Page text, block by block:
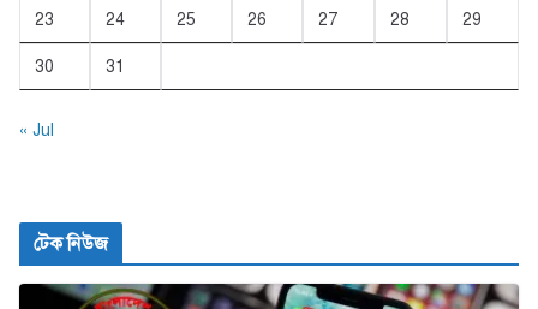
23 24 25 26 27 28 29
30 31
« Jul
টেক নিউজ